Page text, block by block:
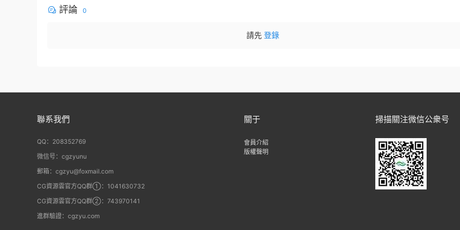
評論 0
請先 登錄
聯系我們
QQ：208352769
微信号：cgzyunu
郵箱：cgzyu@foxmail.com
CG資源雲官方QQ群①：1041630732
CG資源雲官方QQ群②：743970141
進群驗證：cgzyu.com
關于
會員介紹
版權聲明
掃描關注微信公衆号